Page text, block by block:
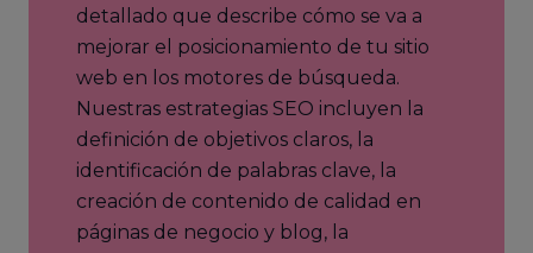
detallado que describe cómo se va a
mejorar el posicionamiento de tu sitio
web en los motores de búsqueda.
Nuestras estrategias SEO incluyen la
definición de objetivos claros, la
identificación de palabras clave, la
creación de contenido de calidad en
páginas de negocio y blog, la